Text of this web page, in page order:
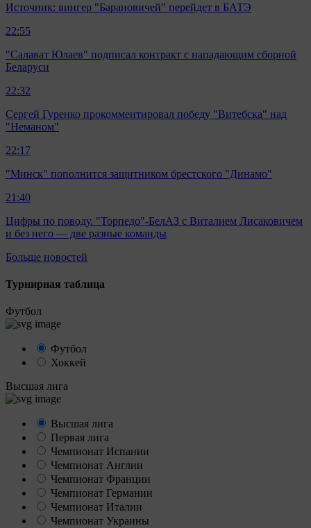
Источник: вингер "Барановичей" перейдет в БАТЭ
22:55
"Салават Юлаев" подписал контракт с нападающим сборной
Беларуси
22:32
Сергей Гуренко прокомментировал победу "Витебска" над
"Неманом"
22:17
"Минск" пополнится защитником брестского "Динамо"
21:40
Цифры по поводу. "Торпедо"-БелАЗ с Виталием Лисаковичем
и без него — две разные команды
Больше новостей
Турнирная таблица
Футбол
Футбол
Хоккей
Высшая лига
Высшая лига
Первая лига
Чемпионат Испании
Чемпионат Англии
Чемпионат Франции
Чемпионат Германии
Чемпионат Италии
Чемпионат Украины